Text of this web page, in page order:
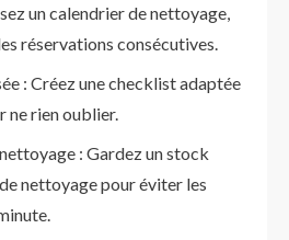
un calendrier de nettoyage,
réservations consécutives.
: Créez une checklist adaptée
ne rien oublier.
: Gardez un stock
nettoyage pour éviter les